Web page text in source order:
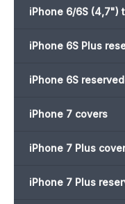
iPhone 6/6S (4,7")
iPhone 6S Plus
iPhone 6S
iPhone 7 covers
iPhone 7 Plus
iPhone 7 Plus